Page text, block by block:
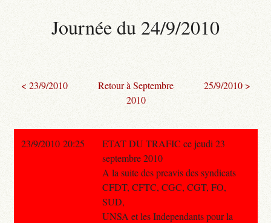
Journée du 24/9/2010
< 23/9/2010
Retour à Septembre
2010
25/9/2010 >
23/9/2010 20:25
ETAT DU TRAFIC ce jeudi 23
septembre 2010
A la suite des preavis des syndicats
CFDT, CFTC, CGC, CGT, FO,
SUD,
UNSA et les Independants pour la